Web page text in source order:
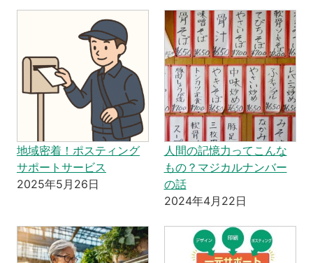
地域密着！ポスティング
サポートサービス
2025年5月26日
人間の記憶力ってこんな
もの？マジカルナンバー
の話
2024年4月22日